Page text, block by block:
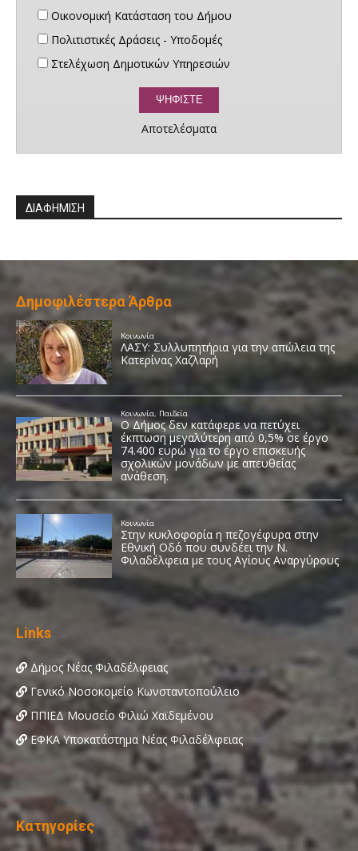
Οικονομική Κατάσταση του Δήμου
Πολιτιστικές Δράσεις - Υποδομές
Στελέχωση Δημοτικών Υπηρεσιών
Αποτελέσματα
ΔΙΑΦΗΜΙΣΗ
Δημοφιλέστερα Άρθρα
Links
Δήμος Νέας Φιλαδέλφειας
Γενικό Νοσοκομείο Κωνσταντοπούλειο
ΠΠΙΕΔ Μουσείο Φιλιώ Χαϊδεμένου
ΕΦΚΑ Υποκατάστημα Νέας Φιλαδέλφειας
Κατηγορίες